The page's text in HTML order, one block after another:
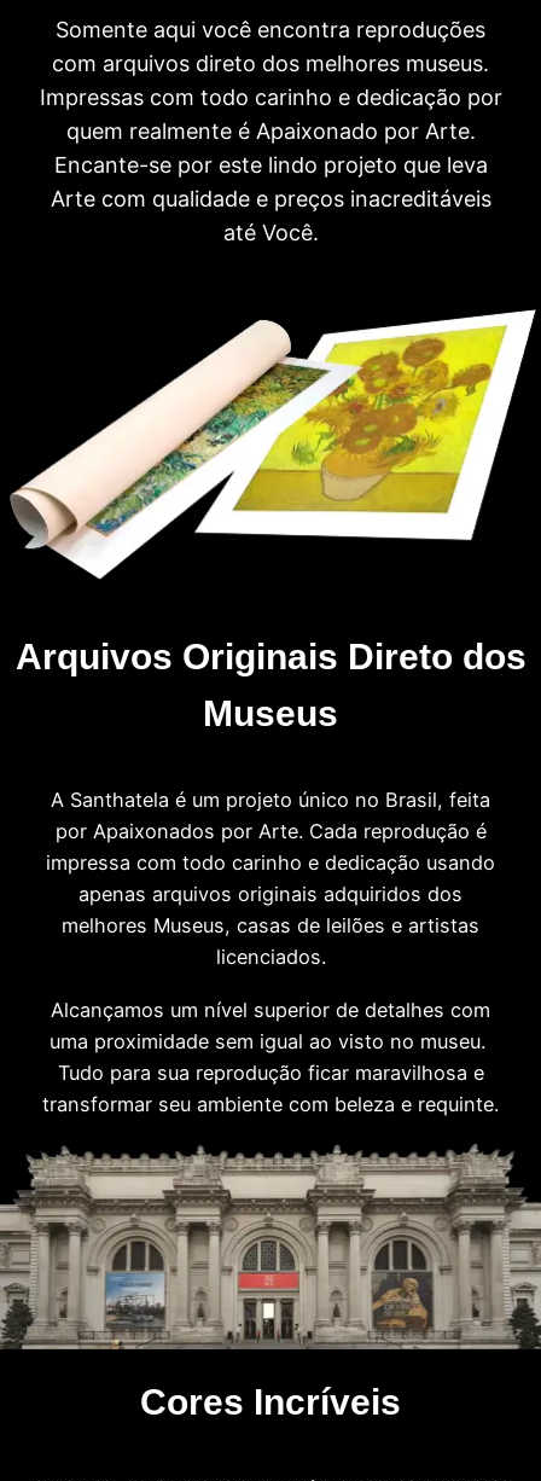
Somente aqui você encontra reproduções
com arquivos direto dos melhores museus.
Impressas com todo carinho e dedicação por
quem realmente é Apaixonado por Arte.
Encante-se por este lindo projeto que leva
Arte com qualidade e preços inacreditáveis
até Você.
Arquivos Originais Direto dos
Museus
A Santhatela é um projeto único no Brasil, feita
por Apaixonados por Arte. Cada reprodução é
impressa com todo carinho e dedicação usando
apenas arquivos originais adquiridos dos
melhores Museus, casas de leilões e artistas
licenciados.
Alcançamos um nível superior de detalhes com
uma proximidade sem igual ao visto no museu.
Tudo para sua reprodução ficar maravilhosa e
transformar seu ambiente com beleza e requinte.
Cores Incríveis